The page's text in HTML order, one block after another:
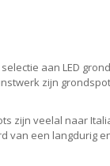
aan LED
zijn
zijn veelal naar
van een langdurig